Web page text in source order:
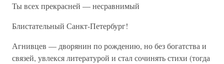
Ты всех прекрасней — несравнимый
Блистательный Санкт-Петербург!
Агнивцев — дворянин по рождению, но без богатства и
связей, увлекся литературой и стал сочинять стихи (тогда